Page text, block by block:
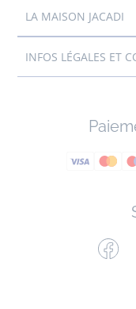
LA MAISON JACADI
INFOS LÉGALES ET